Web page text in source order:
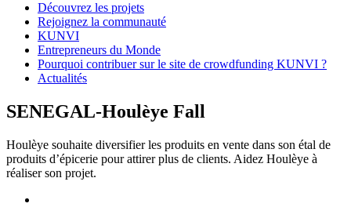
Découvrez les projets
Rejoignez la communauté
KUNVI
Entrepreneurs du Monde
Pourquoi contribuer sur le site de crowdfunding KUNVI ?
Actualités
SENEGAL-Houlèye Fall
Houlèye souhaite diversifier les produits en vente dans son étal de
produits d’épicerie pour attirer plus de clients. Aidez Houlèye à
réaliser son projet.